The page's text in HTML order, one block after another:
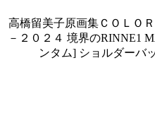
高橋留美子原画集ＣＯＬＯ
－２０２４ 境界のRINNE1
ンタム] ショルダーバ